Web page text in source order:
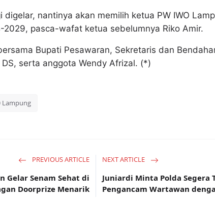
nantinya akan memilih ketua PW IWO
pasca-wafat ketua sebelumnya Riko Amir.
Bupati Pesawaran, Sekretaris dan
serta anggota Wendy Afrizal. (*)
Lampung
PREVIOUS ARTICLE
Gelar Senam Sehat di
Doorprize Menarik
NEXT ARTICLE
Juniardi Minta Polda Segera
Pengancam Wartawan